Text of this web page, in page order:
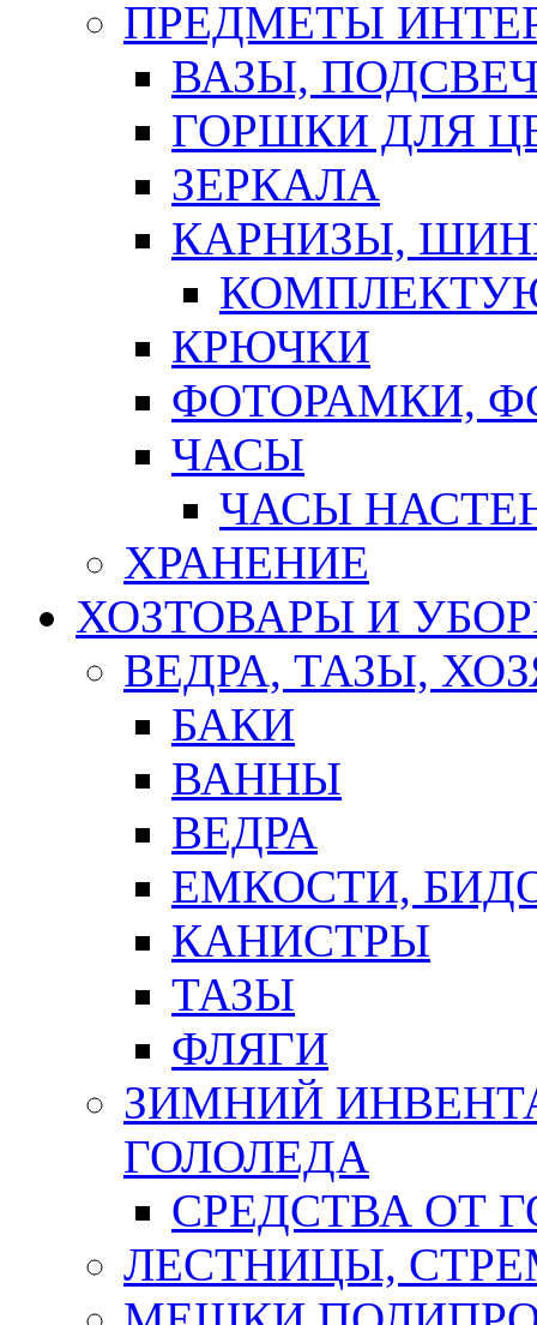
ПРЕДМЕТЫ
ВАЗЫ,
ГОРШКИ ДЛЯ
ЗЕРКАЛА
КАРНИЗЫ,
КРЮЧКИ
ФОТОРАМКИ,
ЧАСЫ
ЧАСЫ
ХРАНЕНИЕ
ХОЗТОВАРЫ И
ВЕДРА, ТАЗЫ,
БАКИ
ВАННЫ
ВЕДРА
ЕМКОСТИ,
КАНИСТРЫ
ТАЗЫ
ФЛЯГИ
ЗИМНИЙ
ГОЛОЛЕДА
СРЕДСТВА ОТ
ЛЕСТНИЦЫ,